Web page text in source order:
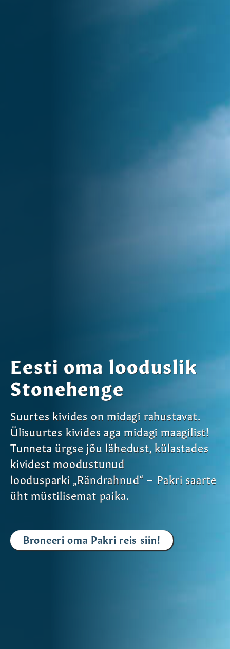
Eesti oma looduslik
Stonehenge
Suurtes kivides on midagi rahustavat.
Ülisuurtes kivides aga midagi maagilist!
Tunneta ürgse jõu lähedust, külastades
kividest moodustunud
loodusparki „Rändrahnud“ – Pakri saarte
üht müstilisemat paika.
Broneeri oma Pakri reis siin!